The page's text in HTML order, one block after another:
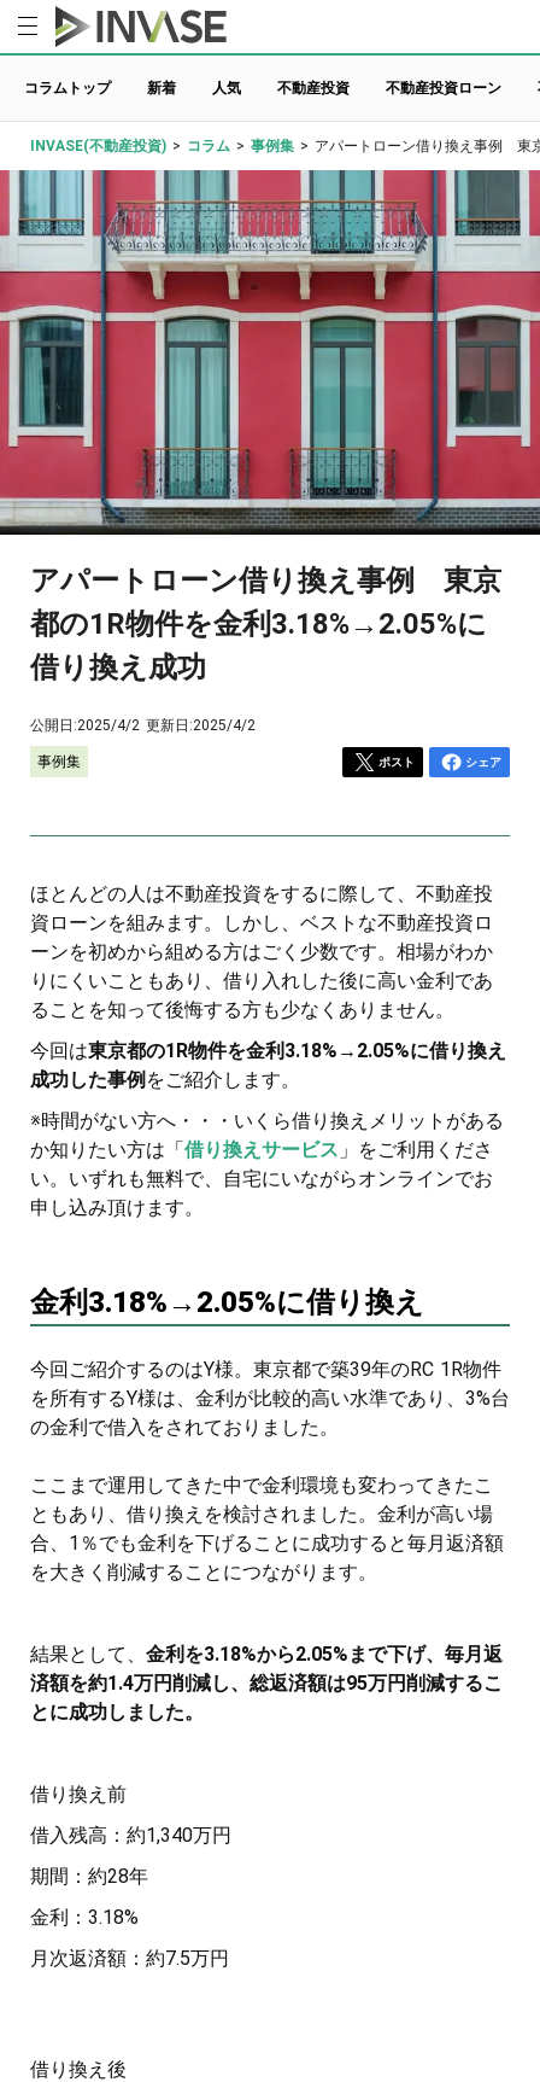
コラムトップ 新着 人気 不動産投資 不動産投資ローン
INVASE(不動産投資) > コラム > 事例集 > アパートローン借り換え事例 東
アパートローン借り換え事例 東京
都の1R物件を金利3.18%→2.05%に
借り換え成功
公開日:2025/4/2 更新日:2025/4/2
事例集 ポスト シェア
ほとんどの人は不動産投資をするに際して、不動産投
資ローンを組みます。しかし、ベストな不動産投資ロ
ーンを初めから組める方はごく少数です。相場がわか
りにくいこともあり、借り入れした後に高い金利であ
ることを知って後悔する方も少なくありません。
今回は東京都の1R物件を金利3.18%→2.05%に借り換え
成功した事例 をご紹介します。
※時間がない方へ・・・いくら借り換えメリットがある
か知りたい方は「借り換えサービス 」をご利用くださ
い。いずれも無料で、自宅にいながらオンラインでお
申し込み頂けます。
金利3.18%→2.05%に借り換え
今回ご紹介するのはY様。東京都で築39年のRC 1R物件
を所有するY様は、金利が比較的高い水準であり、3%台
の金利で借入をされておりました。
ここまで運用してきた中で金利環境も変わってきたこ
ともあり、借り換えを検討されました。金利が高い場
合、1％でも金利を下げることに成功すると毎月返済額
を大きく削減することにつながります。
結果として、 金利を3.18%から2.05%まで下げ、毎月返
済額を約1.4万円削減し、総返済額は95万円削減するこ
とに成功しました。
借り換え前
借入残高：約1,340万円
期間：約28年
金利：3.18%
月次返済額：約7.5万円
借り換え後